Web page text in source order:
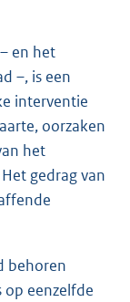
en het
–, is een
interventie
oorzaken
het
gedrag van
behoren
op eenzelfde